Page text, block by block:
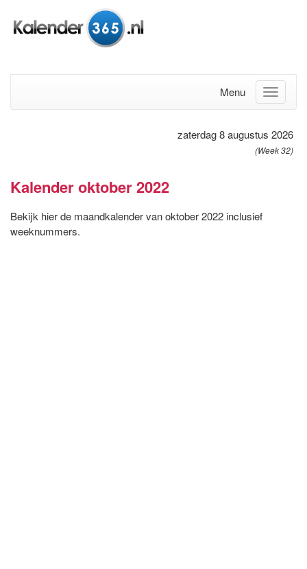
Menu
zaterdag 8 augustus 2026
(Week 32)
Kalender oktober 2022
Bekijk hier de maandkalender van oktober 2022 inclusief
weeknummers.